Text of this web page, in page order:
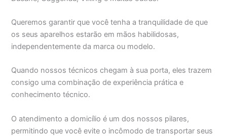
Queremos garantir que você tenha a tranquilidade de que
os seus aparelhos estarão em mãos habilidosas,
independentemente da marca ou modelo.
Quando nossos técnicos chegam à sua porta, eles trazem
consigo uma combinação de experiência prática e
conhecimento técnico.
O atendimento a domicílio é um dos nossos pilares,
permitindo que você evite o incômodo de transportar seus